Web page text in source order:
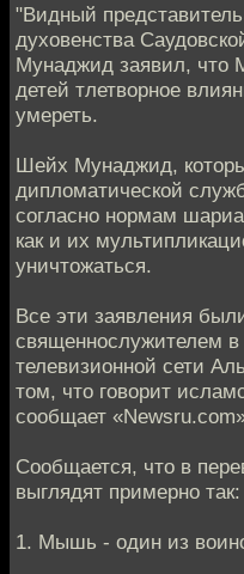
"Видный
духовенства
Мунаджид заявил, что
детей тлетворное
умереть.
Шейх Мунаджид,
дипломатической
согласно нормам
как и их
уничтожаться.
Все эти заявления
священнослужителем
телевизионной сети
том, что говорит
сообщает
Сообщается, что в
выглядят примерно так:
1. Мышь - один из